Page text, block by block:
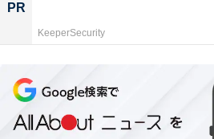
PR
KeeperSecurity